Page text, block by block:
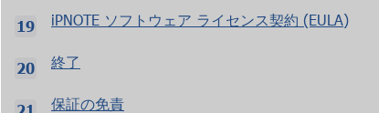
iPNOTE ソフトウェア ライセンス契約 (EULA)
終了
保証の免責